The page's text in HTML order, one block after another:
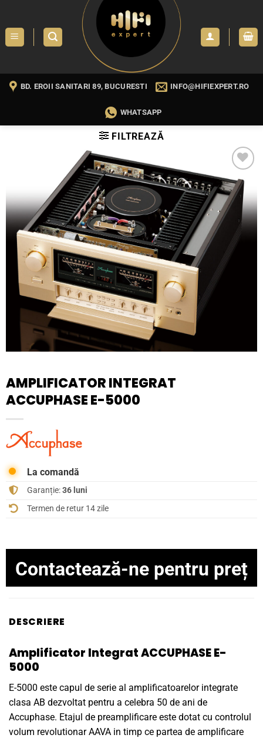
content
BD. EROII SANITARI 89, BUCURESTI INFO@HIFIEXPERT.RO
WHATSAPP
FILTREAZĂ
WISHLIST
AMPLIFICATOR INTEGRAT
ACCUPHASE E-5000
La comandă
Garanție:36 luni
Termen de retur 14 zile
Contactează-ne pentru preț
DESCRIERE
Amplificator Integrat ACCUPHASE E-
5000
E-5000 este capul de serie al amplificatoarelor integrate
clasa AB dezvoltat pentru a celebra 50 de ani de
Accuphase. Etajul de preamplificare este dotat cu controlul
volum revolutionar AAVA in timp ce partea de amplificare